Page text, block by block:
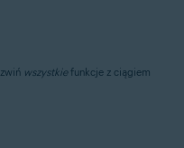
wszystkiefunkcje z ciągiem